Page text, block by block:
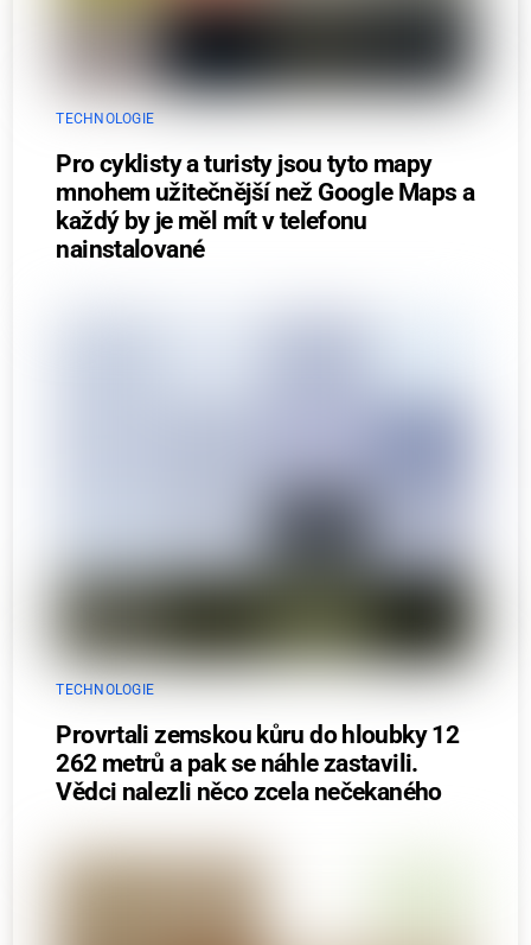
TECHNOLOGIE
Pro cyklisty a turisty jsou tyto mapy
mnohem užitečnější než Google Maps a
každý by je měl mít v telefonu
nainstalované
TECHNOLOGIE
Provrtali zemskou kůru do hloubky 12
262 metrů a pak se náhle zastavili.
Vědci nalezli něco zcela nečekaného